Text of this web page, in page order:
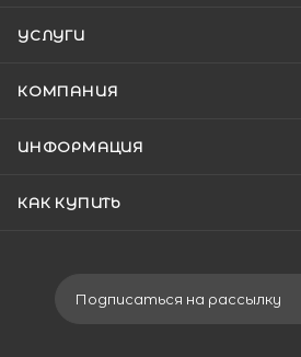
УСЛУГИ
КОМПАНИЯ
ИНФОРМАЦИЯ
КАК КУПИТЬ
Подписаться на рассылку